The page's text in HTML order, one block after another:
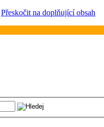
Přeskočit na doplňující obsah